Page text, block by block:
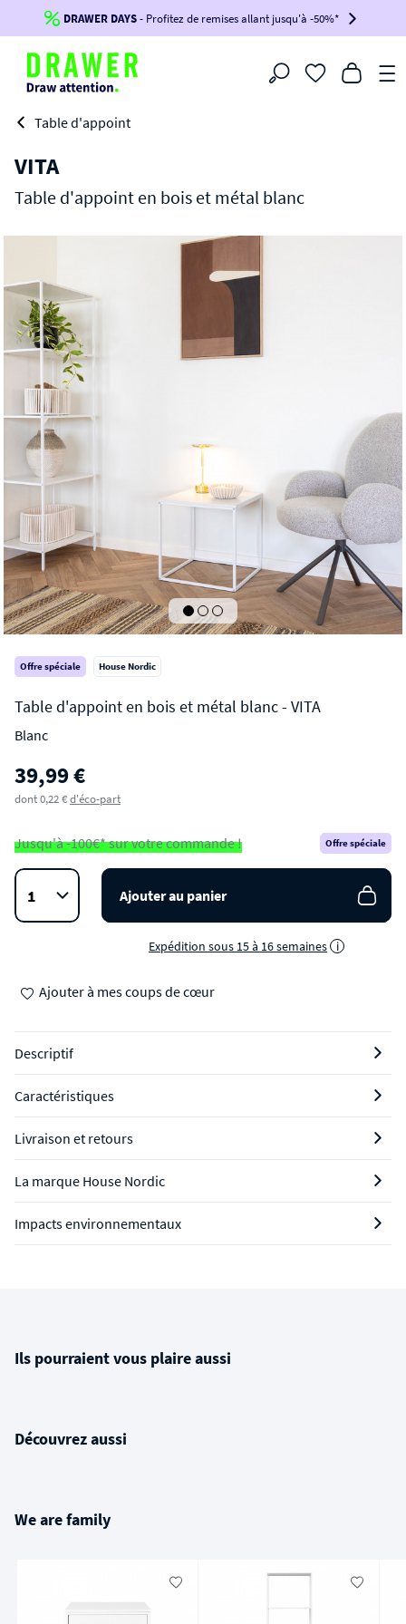
Jusqu'à-100€*sur votre commande !
BIKINI100
-voir conditions en bas de page-
DRAWER DAYS- Profitez de remises allant jusqu'à -50%*
Filtrer
Table d'appoint
VITA
Table d'appoint en bois et métal blanc
Offre spéciale House Nordic
VITA
Table d'appoint en bois et métal blanc
Blanc
39,99 €
dont 0,22 €d'éco-part
Jusqu'à -100€* sur votre commande ! Offre spéciale
Ajouter au panier
Expédition sous 15 à 16 semaines i
Ajouter à mes coups de cœur
Descriptif
Caractéristiques
Livraison et retours
La marque House Nordic
Impacts environnementaux
Ils pourraient vous plaire aussi
Découvrez aussi
We are family